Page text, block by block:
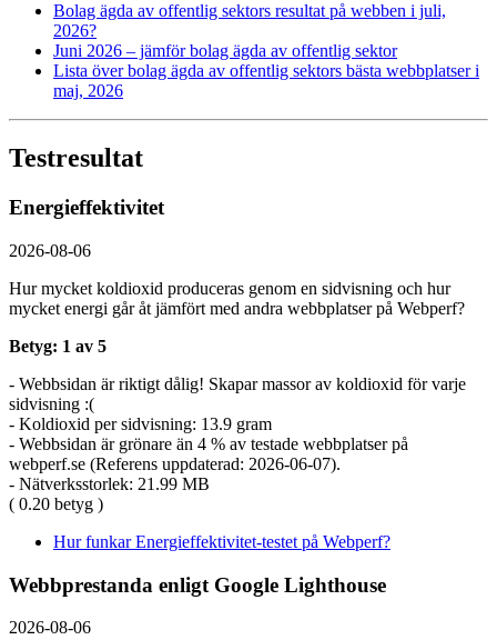
Bolag ägda av offentlig sektors resultat på webben i juli,
2026?
Juni 2026 – jämför bolag ägda av offentlig sektor
Lista över bolag ägda av offentlig sektors bästa webbplatser i
maj, 2026
Testresultat
Energieffektivitet
2026-08-06
Hur mycket koldioxid produceras genom en sidvisning och hur
mycket energi går åt jämfört med andra webbplatser på Webperf?
Betyg: 1 av 5
- Webbsidan är riktigt dålig! Skapar massor av koldioxid för varje
sidvisning :(
- Koldioxid per sidvisning: 13.9 gram
- Webbsidan är grönare än 4 % av testade webbplatser på
webperf.se (Referens uppdaterad: 2026-06-07).
- Nätverksstorlek: 21.99 MB
( 0.20 betyg )
Hur funkar Energieffektivitet-testet på Webperf?
Webbprestanda enligt Google Lighthouse
2026-08-06